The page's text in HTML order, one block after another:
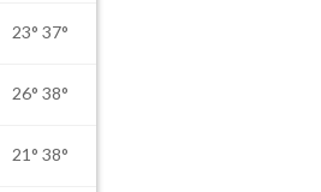
23° 37°
26° 38°
21° 38°